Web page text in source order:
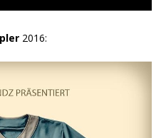
2016: